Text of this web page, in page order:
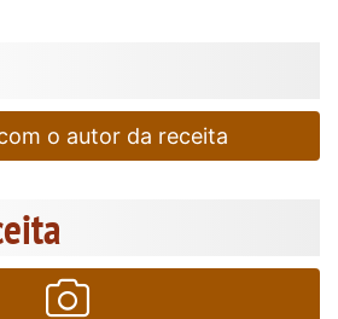
o autor da receita